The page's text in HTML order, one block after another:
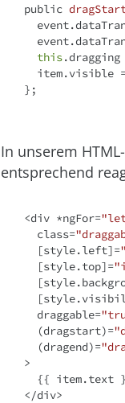
public
this
item.visible
};
In unserem
entsprechend
<div *ngFor=
class=
  [
style.left]=
  [
style.top]=
  [
  [
draggable=
  (
dragstart)=
  (
dragend)=
>
</div>